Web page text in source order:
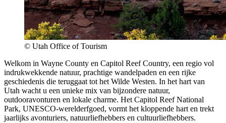
© Utah Office of Tourism
Welkom in Wayne County en Capitol Reef Country, een regio vol
indrukwekkende natuur, prachtige wandelpaden en een rijke
geschiedenis die teruggaat tot het Wilde Westen. In het hart van
Utah wacht u een unieke mix van bijzondere natuur,
outdooravonturen en lokale charme. Het Capitol Reef National
Park, UNESCO-werelderfgoed, vormt het kloppende hart en trekt
jaarlijks avonturiers, natuurliefhebbers en cultuurliefhebbers.